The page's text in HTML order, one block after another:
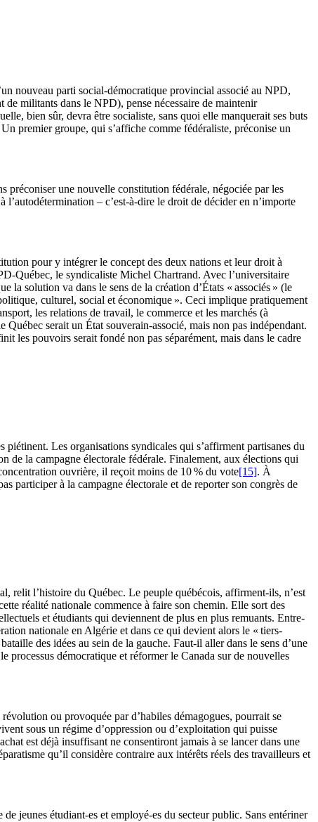
nouveau parti social-démocratique provincial associé au NPD,
militants dans le NPD), pense nécessaire de maintenir
bien sûr, devra être socialiste, sans quoi elle manquerait ses buts
premier groupe, qui s’affiche comme fédéraliste, préconise un
une nouvelle constitution fédérale, négociée par les
– c’est-à-dire le droit de décider en n’importe
pour y intégrer le concept des deux nations et leur droit à
Québec, le syndicaliste Michel Chartrand. Avec l’universitaire
la solution va dans le sens de la création d’États « associés » (le
culturel, social et économique ». Ceci implique pratiquement
les relations de travail, le commerce et les marchés (à
serait un État souverain-associé, mais non pas indépendant.
les pouvoirs serait fondé non pas séparément, mais dans le cadre
Les organisations syndicales qui s’affirment partisanes du
de la campagne électorale fédérale. Finalement, aux élections qui
ouvrière, il reçoit moins de 10 % du vote[15]. À
participer à la campagne électorale et de reporter son congrès de
relit l’histoire du Québec. Le peuple québécois, affirment-ils, n’est
réalité nationale commence à faire son chemin. Elle sort des
et étudiants qui deviennent de plus en plus remuants. Entre-
nationale en Algérie et dans ce qui devient alors le « tiers-
des idées au sein de la gauche. Faut-il aller dans le sens d’une
processus démocratique et réformer le Canada sur de nouvelles
ou provoquée par d’habiles démagogues, pourrait se
sous un régime d’oppression ou d’exploitation qui puisse
est déjà insuffisant ne consentiront jamais à se lancer dans une
qu’il considère contraire aux intérêts réels des travailleurs et
jeunes étudiant-es et employé-es du secteur public. Sans entériner